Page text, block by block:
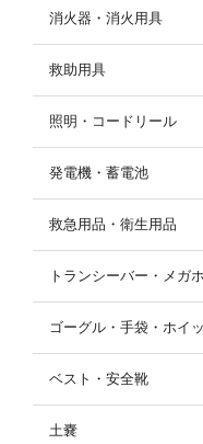
消火器・消火用具
救助用具
照明・コードリール
発電機・蓄電池
救急用品・衛生用品
トランシーバー・メガ
ゴーグル・手袋・ホイ
ベスト・安全靴
土嚢